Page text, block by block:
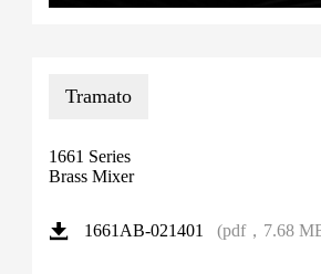
Tramato
1661 Series
Brass Mixer
1661AB-021401 (pdf，7.68